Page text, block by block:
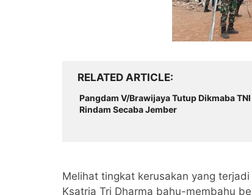
RELATED ARTICLE
Pangdam V/Brawijaya Tutup Dikmaba TNI
Rindam Secaba Jember
Melihat tingkat kerusakan yang
Ksatria Tri Dharma bahu-membahu